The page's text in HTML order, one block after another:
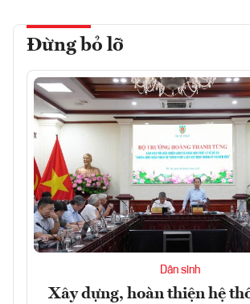
Đừng bỏ lỡ
Dân sinh
Xây dựng, hoàn thiện hệ